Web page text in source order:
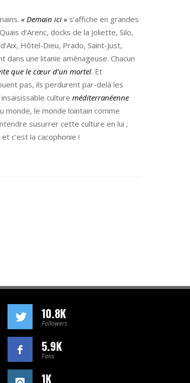
« Demain ici » s’affiche en grandes
d’Arenc, docks de la Joliette, Silo,
Hôtel-Dieu, Prado, Saint-Just,
une litanie aménageuse. Chacun
que le cœur d’un mortel. Et
pas, ils perdurent par-delà les
culture méditerranéenne
monde, le monde lointain comme
susurrer cette culture en lui ;
c’est la cacophonie !
10.8K
Followers
5.9K
Fans
1K